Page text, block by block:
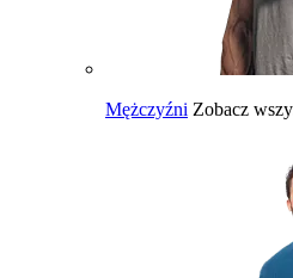
Mężczyźni Zobacz